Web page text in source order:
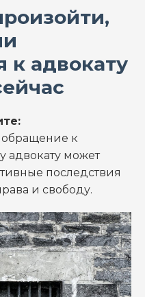
к адвокату
к
адвокату может
последствия
и свободу.